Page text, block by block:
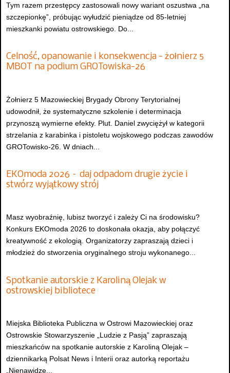
Tym razem przestępcy zastosowali nowy wariant oszustwa „na
szczepionkę”, próbując wyłudzić pieniądze od 85-letniej
mieszkanki powiatu ostrowskiego. Do...
Celność, opanowanie i konsekwencja - żołnierz 5
MBOT na podium GROTowiska-26
Żołnierz 5 Mazowieckiej Brygady Obrony Terytorialnej
udowodnił, że systematyczne szkolenie i determinacja
przynoszą wymierne efekty. Plut. Daniel zwyciężył w kategorii
strzelania z karabinka i pistoletu wojskowego podczas zawodów
GROTowisko-26. W dniach...
EKOmoda 2026 – daj odpadom drugie życie i
stwórz wyjątkowy strój
Masz wyobraźnię, lubisz tworzyć i zależy Ci na środowisku?
Konkurs EKOmoda 2026 to doskonała okazja, aby połączyć
kreatywność z ekologią. Organizatorzy zapraszają dzieci i
młodzież do stworzenia oryginalnego stroju wykonanego...
Spotkanie autorskie z Karoliną Olejak w
ostrowskiej bibliotece
Miejska Biblioteka Publiczna w Ostrowi Mazowieckiej oraz
Ostrowskie Stowarzyszenie „Ludzie z Pasją” zapraszają
mieszkańców na spotkanie autorskie z Karoliną Olejak –
dziennikarką Polsat News i Interii oraz autorką reportażu
„Nienawidzę...